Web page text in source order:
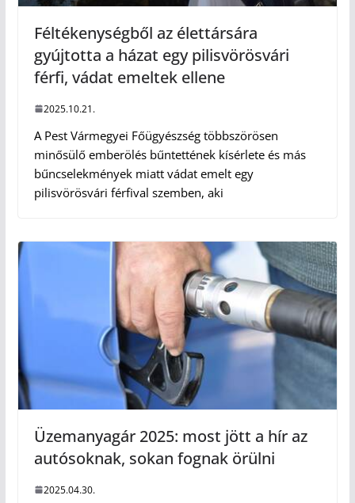
Féltékenységből az élettársára
gyújtotta a házat egy pilisvörösvári
férfi, vádat emeltek ellene
2025.10.21.
A Pest Vármegyei Főügyészség többszörösen
minősülő emberölés bűntettének kísérlete és más
bűncselekmények miatt vádat emelt egy
pilisvörösvári férfival szemben, aki
Üzemanyagár 2025: most jött a hír az
autósoknak, sokan fognak örülni
2025.04.30.